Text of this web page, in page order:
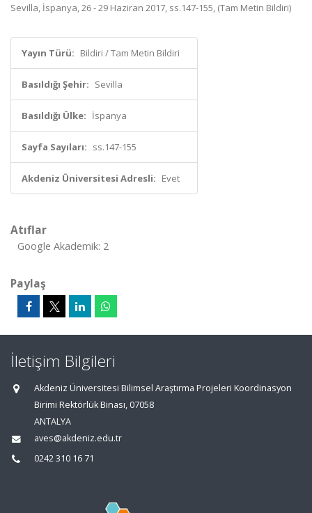
Sevilla, İspanya, 26 - 29 Haziran 2017, ss.147-155, (Tam Metin Bildiri)
Yayın Türü: Bildiri / Tam Metin Bildiri
Basıldığı Şehir: Sevilla
Basıldığı Ülke: İspanya
Sayfa Sayıları: ss.147-155
Akdeniz Üniversitesi Adresli: Evet
Atıflar
Google Akademik: 2
Paylaş
İletişim Bilgileri
Akdeniz Üniversitesi Bilimsel Araştırma Projeleri Koordinasyon
Birimi Rektörlük Binası, 07058
ANTALYA
aves@akdeniz.edu.tr
0242 310 16 71